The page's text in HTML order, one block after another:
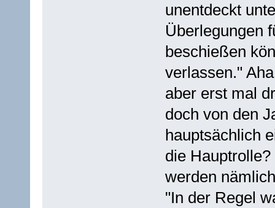
unentdeckt
Überlegungen
beschießen
verlassen."
aber erst mal
doch von den
hauptsächlich
die
werden
"In der Regel